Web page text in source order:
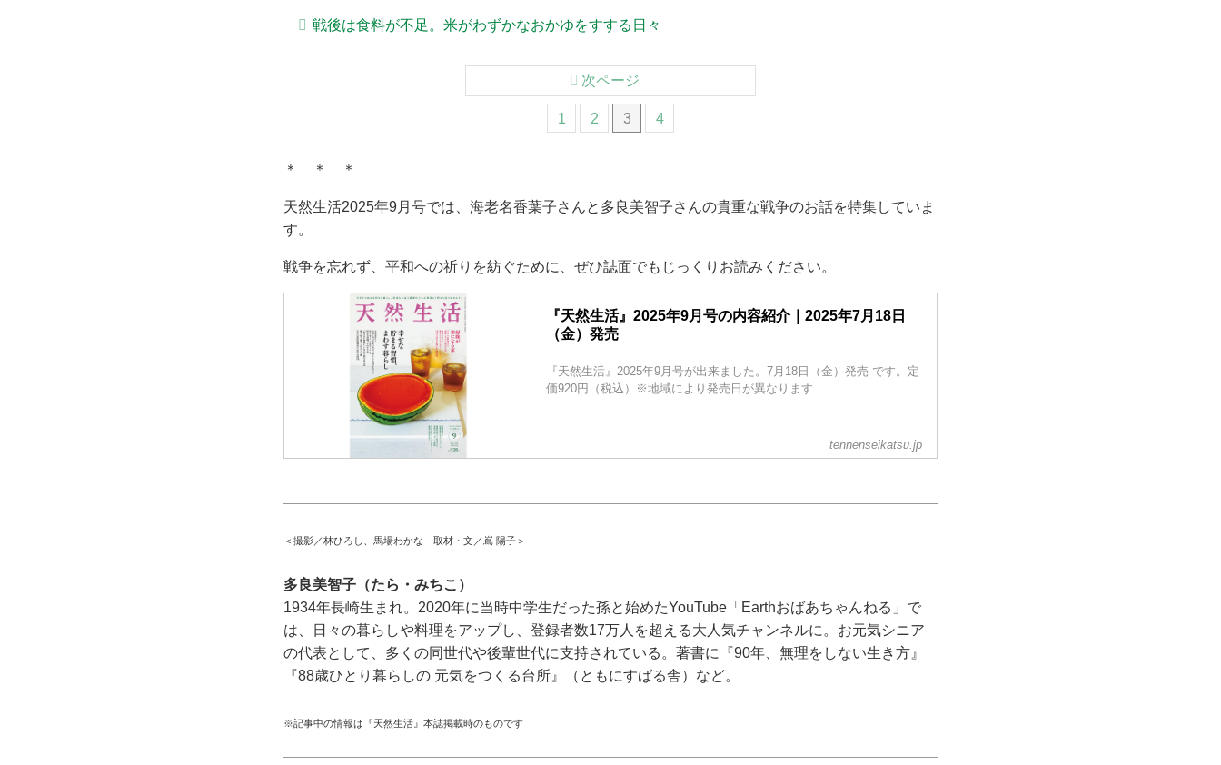
戦後は食料が不足。米がわずかなおかゆをすする日々
1 2 3 4
次ページ
＊ ＊ ＊
天然生活2025年9月号では、海老名香葉子さんと多良美智子さんの貴重な戦争のお話を特集していま
す。
戦争を忘れず、平和への祈りを紡ぐために、ぜひ誌面でもじっくりお読みください。
『天然生活』2025年9月号の内容紹介｜2025年7月18日
（金）発売
『天然生活』2025年9月号が出来ました。7月18日（金）発売 です。定
価920円（税込）※地域により発売日が異なります
tennenseikatsu.jp
＜撮影／林ひろし、馬場わかな 取材・文／嶌 陽子＞
多良美智子（たら・みちこ）
1934年長崎生まれ。2020年に当時中学生だった孫と始めたYouTube「Earthおばあちゃんねる」で
は、日々の暮らしや料理をアップし、登録者数17万人を超える大人気チャンネルに。お元気シニア
の代表として、多くの同世代や後輩世代に支持されている。著書に『90年、無理をしない生き方』
『88歳ひとり暮らしの 元気をつくる台所』（ともにすばる舎）など。
※記事中の情報は『天然生活』本誌掲載時のものです